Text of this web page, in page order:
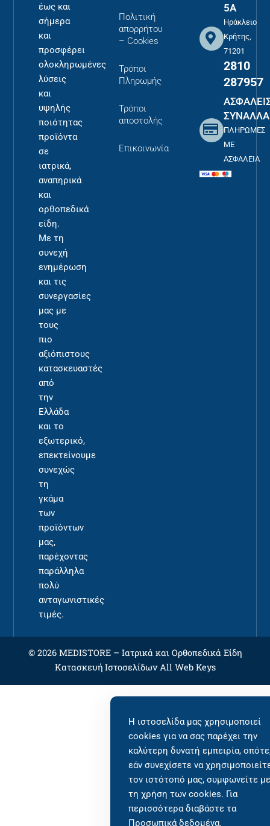
έως και
σήμερα
και
προσφέρει
ολοκληρωμένες
λύσεις
και
υψηλής
ποιότητας
προϊόντα
σε
ιατρικά,
αναπηρικά
και
ορθοπεδικά
είδη.
Με τη
συνεχή
ενημέρωση
και τις
συνεργασίες
μας με
τους
πιο
αξιόπιστους
κατασκευαστές
από
την
Ελλάδα
και το
εξωτερικό,
επεκτείνουμε
συνεχώς
τη
γκάμα
των
προϊόντων
μας,
παρέχοντας
παράλληλα
πολύ
ανταγωνιστικές
τιμές.
Πολιτική
απορρήτου
– Cookies
Τρόποι
Πληρωμής
Τρόποι
αποστολής
Επικοινωνία
5Α
Ηράκλειο
Κρήτης,
71201
2810
287957
ΠΛΗΡΩΜΕΣ
ΜΕ
ΑΣΦΑΛΕΙΑ
© 2026 MEDISTORE – Ιατρικά και Ορθοπεδικά Είδη
Κατασκευή ΙστοσελίδωνAll Web Keys
Η ιστοσελίδα μας χρησιμοποιεί
cookies για να σας παρέχει την
καλύτερη δυνατή εμπειρία,
εάν συνεχίσετε να
τον ιστότοπό μας, συμφωνείτε με
τη χρήση των cookies. Για
περισσότερα διαβάστε τα
Προσωπικά δεδομένα.